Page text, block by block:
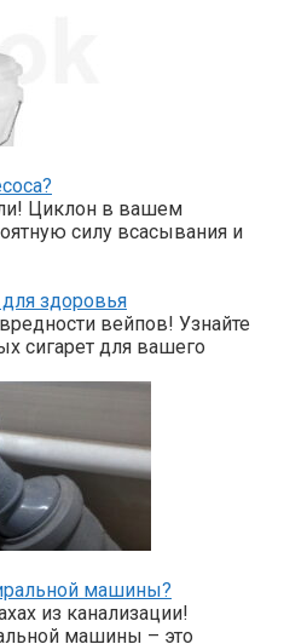
Циклон в вашем
силу всасывания и
здоровья
вейпов! Узнайте
сигарет для вашего
машины?
из канализации!
машины – это